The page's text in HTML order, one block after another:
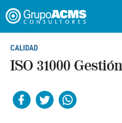
CALIDAD
ISO 31000